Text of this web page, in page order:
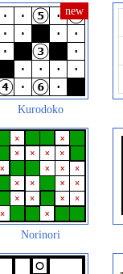
Kurodoko
Norinori